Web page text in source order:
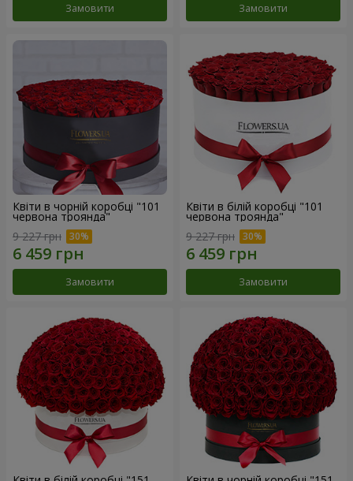
Замовити Замовити
Квіти в чорній коробці "101
червона троянда"
9 227 грн
Замовити
Квіти в білій коробці "101
червона троянда"
9 227 грн
Замовити